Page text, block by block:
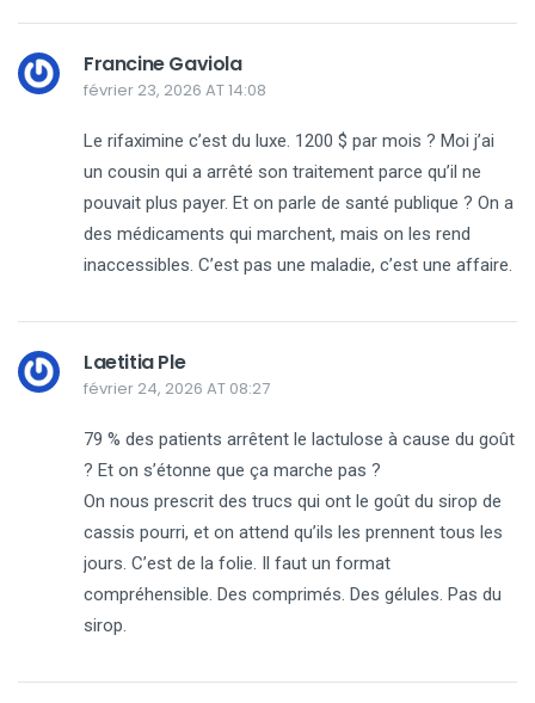
Francine Gaviola
février 23, 2026 AT 14:08
Le rifaximine c’est du luxe. 1200 $ par mois ? Moi j’ai
un cousin qui a arrêté son traitement parce qu’il ne
pouvait plus payer. Et on parle de santé publique ? On a
des médicaments qui marchent, mais on les rend
inaccessibles. C’est pas une maladie, c’est une affaire.
Laetitia Ple
février 24, 2026 AT 08:27
79 % des patients arrêtent le lactulose à cause du goût
? Et on s’étonne que ça marche pas ?
On nous prescrit des trucs qui ont le goût du sirop de
cassis pourri, et on attend qu’ils les prennent tous les
jours. C’est de la folie. Il faut un format
compréhensible. Des comprimés. Des gélules. Pas du
sirop.